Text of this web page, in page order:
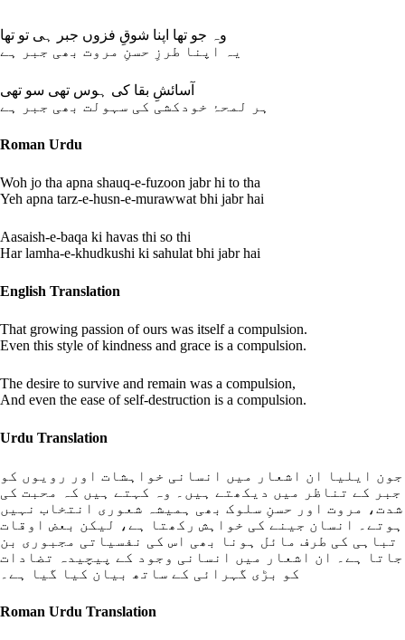
وہ جو تھا اپنا شوقِ فزوں جبر ہی تو تھا
یہ اپنا طرزِ حسنِ مروت بھی جبر ہے
آسائشِ بقا کی ہوس تھی سو تھی
ہر لمحۂ خودکشی کی سہولت بھی جبر ہے
Roman Urdu
Woh jo tha apna shauq-e-fuzoon jabr hi to tha
Yeh apna tarz-e-husn-e-murawwat bhi jabr hai
Aasaish-e-baqa ki havas thi so thi
Har lamha-e-khudkushi ki sahulat bhi jabr hai
English Translation
That growing passion of ours was itself a compulsion.
Even this style of kindness and grace is a compulsion.
The desire to survive and remain was a compulsion,
And even the ease of self-destruction is a compulsion.
Urdu Translation
جون ایلیا ان اشعار میں انسانی خواہشات اور رویوں کو
جبر کے تناظر میں دیکھتے ہیں۔ وہ کہتے ہیں کہ محبت کی
شدت، مروت اور حسنِ سلوک بھی ہمیشہ شعوری انتخاب نہیں
ہوتے۔ انسان جینے کی خواہش رکھتا ہے، لیکن بعض اوقات
تباہی کی طرف مائل ہونا بھی اس کی نفسیاتی مجبوری بن
جاتا ہے۔ ان اشعار میں انسانی وجود کے پیچیدہ تضادات
کو بڑی گہرائی کے ساتھ بیان کیا گیا ہے۔
Roman Urdu Translation